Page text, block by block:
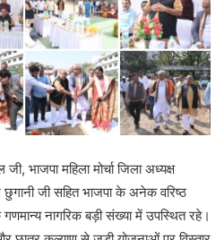
भाजपा महिला मोर्चा जिला अध्यक्ष
जी सहित भाजपा के अनेक वरिष्ठ
गणमान्य नागरिक बड़ी संख्या में उपस्थित रहे।